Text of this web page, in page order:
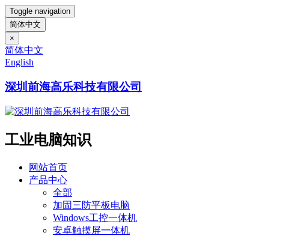
Toggle navigation
简体中文
×
简体中文
English
深圳前海高乐科技有限公司
工业电脑知识
网站首页
产品中心
全部
加固三防平板电脑
Windows工控一体机
安卓触摸屏一体机